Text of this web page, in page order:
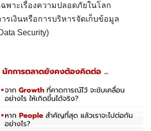
พาะเรื่องความปลอดภัยในโลก
ารเงินหรือการบริหารจัดเก็บข้อมูล
Security)